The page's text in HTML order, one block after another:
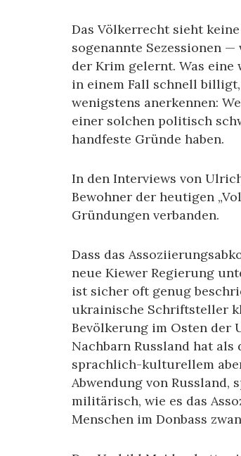
Das Völkerrecht sieht
sogenannte Sezessionen
der Krim gelernt. Was
in einem Fall schnell
wenigstens anerkennen:
einer solchen politisch
handfeste Gründe haben.
In den Interviews von
Bewohner der heutigen
Gründungen verbanden.
Dass das
neue Kiewer Regierung
ist sicher oft genug
ukrainische Schriftsteller
Bevölkerung im Osten der
Nachbarn Russland hat
sprachlich-kulturellem
Abwendung von
militärisch, wie es das
Menschen im Donbass